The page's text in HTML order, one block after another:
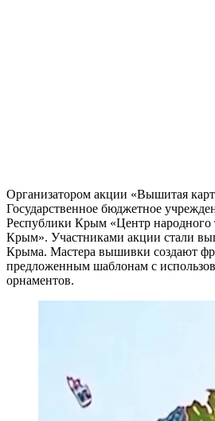
Организатором акции «Вышитая
Государственное бюджетное
Республики Крым «Центр народного
Крым». Участниками акции стали
Крыма. Мастера вышивки создают
предложенным шаблонам с
орнаментов.